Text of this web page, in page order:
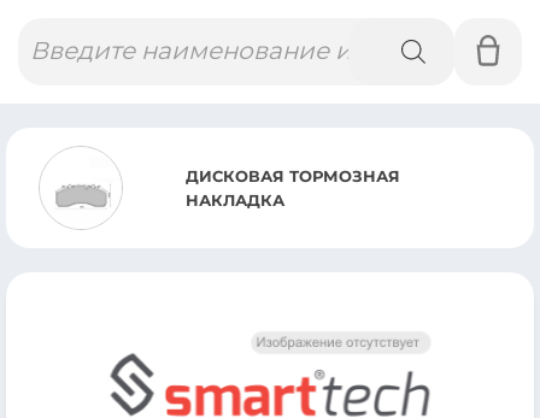
товаров
ДИСКОВАЯ ТОРМОЗНАЯ
НАКЛАДКА